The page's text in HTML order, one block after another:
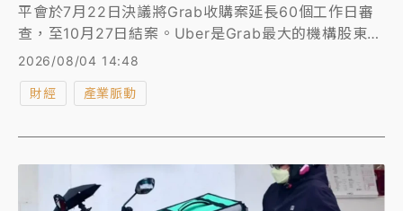
平會於7月22日決議將Grab收購案延長60個工作日審
查，至10月27日結案。Uber是Grab最大的機構股東，
且中國滴滴出行持有股份，引發Uber「繞道」投資及
通過公平會審查正持續強化公司治理「與Uber切
低於1.4%。
2026/08/04 14:48
財經 產業脈動